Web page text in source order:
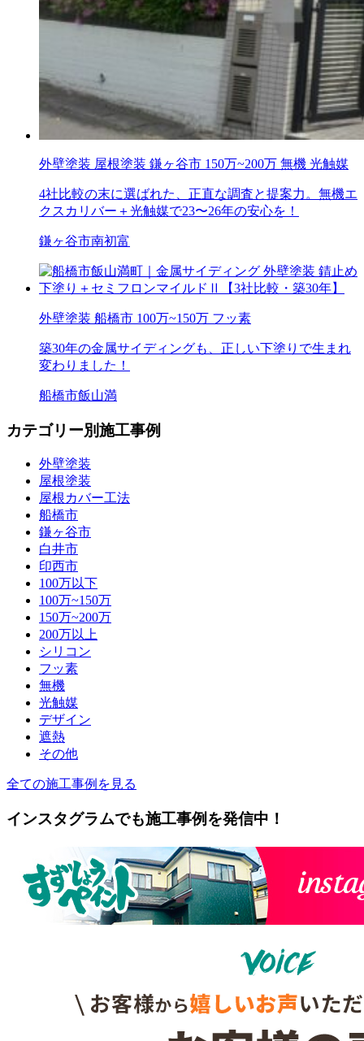
外壁塗装 屋根塗装 鎌ヶ谷市 150万~200万 無機 光触媒
4社比較の末に選ばれた、正直な調査と提案力。無機エ
クスカリバー＋光触媒で23〜26年の安心を！
鎌ヶ谷市南初富
外壁塗装 船橋市 100万~150万 フッ素
築30年の金属サイディングも、正しい下塗りで生まれ
変わりました！
船橋市飯山満
カテゴリー別施工事例
外壁塗装
屋根塗装
屋根カバー工法
船橋市
鎌ヶ谷市
白井市
印西市
100万以下
100万~150万
150万~200万
200万以上
シリコン
フッ素
無機
光触媒
デザイン
遮熱
その他
全ての施工事例を見る
インスタグラムでも施工事例を発信中！